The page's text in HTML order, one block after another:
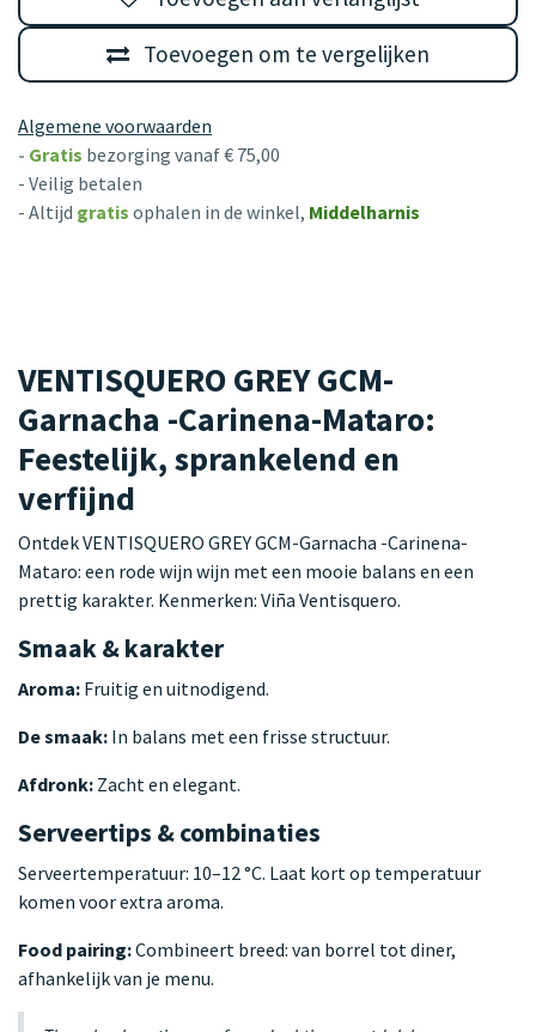
Toevoegen om te vergelijken
Algemene voorwaarden
- Gratis bezorging vanaf € 75,00
- Veilig betalen
- Altijd gratis ophalen in de winkel, Middelharnis
VENTISQUERO GREY GCM-
Garnacha -Carinena-Mataro:
Feestelijk, sprankelend en
verfijnd
Ontdek VENTISQUERO GREY GCM-Garnacha -Carinena-
Mataro: een rode wijn wijn met een mooie balans en een
prettig karakter. Kenmerken: Viña Ventisquero.
Smaak & karakter
Aroma: Fruitig en uitnodigend.
De smaak: In balans met een frisse structuur.
Afdronk: Zacht en elegant.
Serveertips & combinaties
Serveertemperatuur: 10–12 °C. Laat kort op temperatuur
komen voor extra aroma.
Food pairing:Combineert breed: van borrel tot diner,
afhankelijk van je menu.